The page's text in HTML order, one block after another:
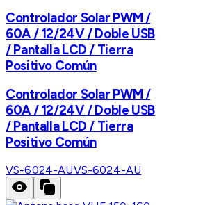
Controlador Solar PWM /
60A / 12/24V / Doble USB
/ Pantalla LCD / Tierra
Positivo Común
Controlador Solar PWM /
60A / 12/24V / Doble USB
/ Pantalla LCD / Tierra
Positivo Común
VS-6024-AUVS-6024-AU